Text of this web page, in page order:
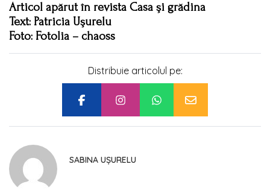
Articol apărut în revista Casa şi grădina
Text: Patricia Uşurelu
Foto: Fotolia – chaoss
Distribuie articolul pe:
SABINA UȘURELU